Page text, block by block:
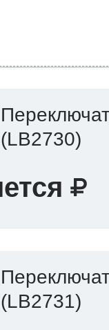
(LB2730)
(LB2731)